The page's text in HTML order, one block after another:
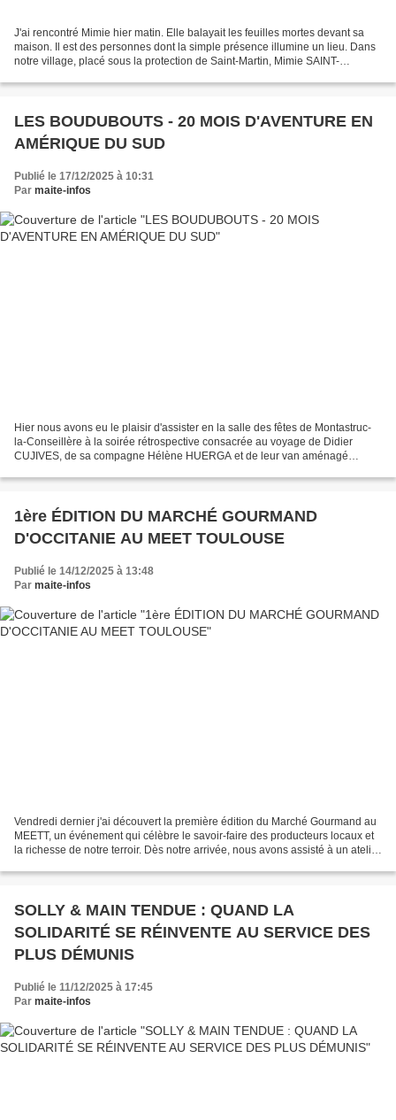
J'ai rencontré Mimie hier matin. Elle balayait les feuilles mortes devant sa
maison. Il est des personnes dont la simple présence illumine un lieu. Dans
notre village, placé sous la protection de Saint-Martin, Mimie SAINT-
LES BOUDUBOUTS - 20 MOIS D'AVENTURE EN
AMÉRIQUE DU SUD
Publié le 17/12/2025 à 10:31
Par maite-infos
Hier nous avons eu le plaisir d'assister en la salle des fêtes de Montastruc-
la-Conseillère à la soirée rétrospective consacrée au voyage de Didier
CUJIVES, de sa compagne Hélène HUERGA et de leur van aménagé
1ère ÉDITION DU MARCHÉ GOURMAND
D'OCCITANIE AU MEET TOULOUSE
Publié le 14/12/2025 à 13:48
Par maite-infos
Vendredi dernier j'ai découvert la première édition du Marché Gourmand au
MEETT, un événement qui célèbre le savoir-faire des producteurs locaux et
la richesse de notre terroir. Dès notre arrivée, nous avons assisté à un atelier
SOLLY & MAIN TENDUE : QUAND LA
SOLIDARITÉ SE RÉINVENTE AU SERVICE DES
PLUS DÉMUNIS
Publié le 11/12/2025 à 17:45
Par maite-infos